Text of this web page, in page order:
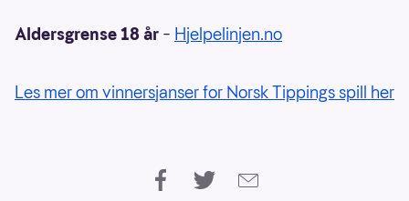
Aldersgrense 18 år – Hjelpelinjen.no
Les mer om vinnersjanser for Norsk Tippings spill her